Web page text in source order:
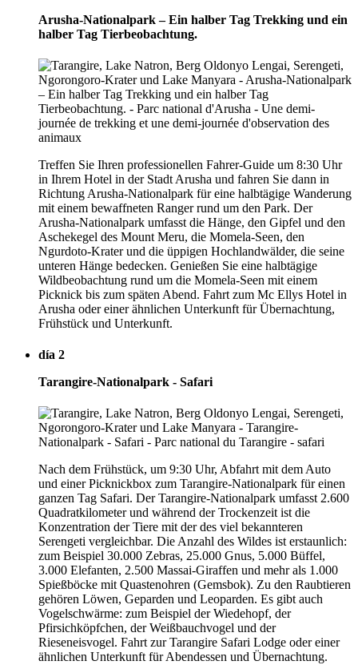
Arusha-Nationalpark – Ein halber Tag Trekking und ein
halber Tag Tierbeobachtung.
Treffen Sie Ihren professionellen Fahrer-Guide um 8:30 Uhr
in Ihrem Hotel in der Stadt Arusha und fahren Sie dann in
Richtung Arusha-Nationalpark für eine halbtägige Wanderung
mit einem bewaffneten Ranger rund um den Park. Der
Arusha-Nationalpark umfasst die Hänge, den Gipfel und den
Aschekegel des Mount Meru, die Momela-Seen, den
Ngurdoto-Krater und die üppigen Hochlandwälder, die seine
unteren Hänge bedecken. Genießen Sie eine halbtägige
Wildbeobachtung rund um die Momela-Seen mit einem
Picknick bis zum späten Abend. Fahrt zum Mc Ellys Hotel in
Arusha oder einer ähnlichen Unterkunft für Übernachtung,
Frühstück und Unterkunft.
día 2
Tarangire-Nationalpark - Safari
Nach dem Frühstück, um 9:30 Uhr, Abfahrt mit dem Auto
und einer Picknickbox zum Tarangire-Nationalpark für einen
ganzen Tag Safari. Der Tarangire-Nationalpark umfasst 2.600
Quadratkilometer und während der Trockenzeit ist die
Konzentration der Tiere mit der des viel bekannteren
Serengeti vergleichbar. Die Anzahl des Wildes ist erstaunlich:
zum Beispiel 30.000 Zebras, 25.000 Gnus, 5.000 Büffel,
3.000 Elefanten, 2.500 Massai-Giraffen und mehr als 1.000
Spießböcke mit Quastenohren (Gemsbok). Zu den Raubtieren
gehören Löwen, Geparden und Leoparden. Es gibt auch
Vogelschwärme: zum Beispiel der Wiedehopf, der
Pfirsichköpfchen, der Weißbauchvogel und der
Rieseneisvogel. Fahrt zur Tarangire Safari Lodge oder einer
ähnlichen Unterkunft für Abendessen und Übernachtung.